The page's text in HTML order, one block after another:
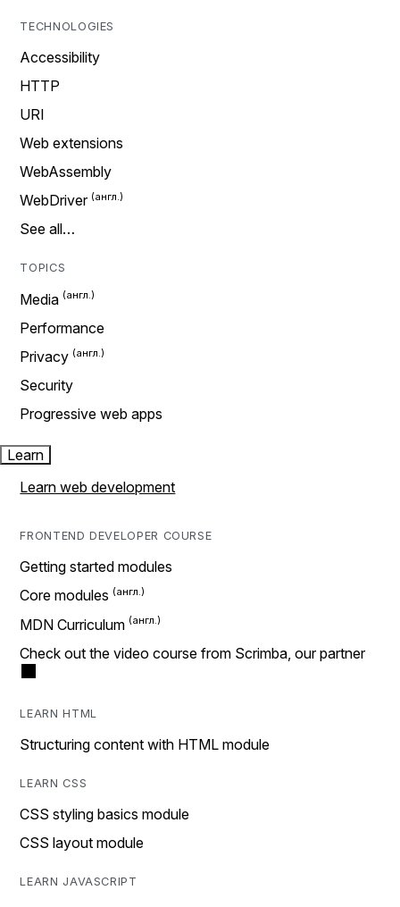
TECHNOLOGIES
Accessibility
HTTP
URI
Web extensions
WebAssembly
WebDriver
See all…
TOPICS
Media
Performance
Privacy
Security
Progressive web apps
Learn
Learn web development
FRONTEND DEVELOPER COURSE
Getting started modules
Core modules
MDN Curriculum
Check out the video course from Scrimba, our partner
LEARN HTML
Structuring content with HTML module
LEARN CSS
CSS styling basics module
CSS layout module
LEARN JAVASCRIPT